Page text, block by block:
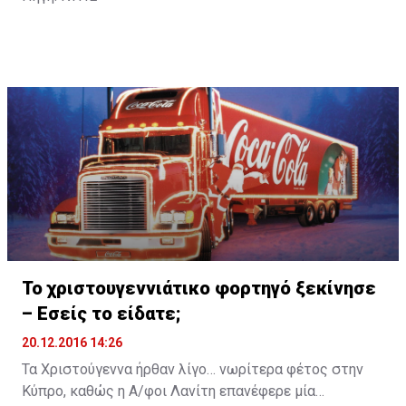
Το χριστουγεννιάτικο φορτηγό ξεκίνησε
– Εσείς το είδατε;
20.12.2016 14:26
Τα Χριστούγεννα ήρθαν λίγο… νωρίτερα φέτος στην
Κύπρο, καθώς η Α/φοι Λανίτη επανέφερε μία